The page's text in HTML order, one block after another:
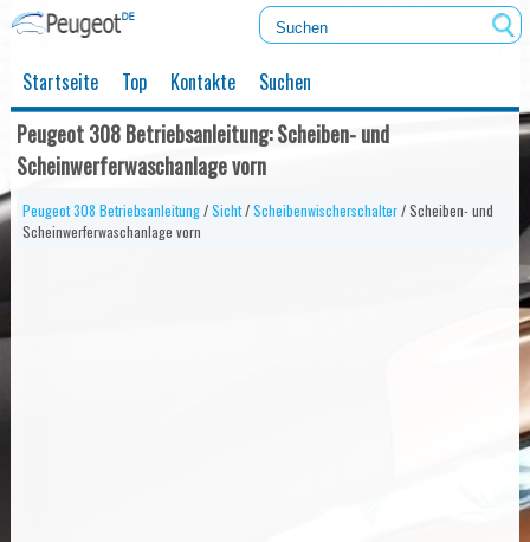
Startseite Top Kontakte Suchen
Peugeot 308 Betriebsanleitung: Scheiben- und
Scheinwerferwaschanlage vorn
Peugeot 308 Betriebsanleitung/Sicht/Scheibenwischerschalter/ Scheiben- und
Scheinwerferwaschanlage vorn